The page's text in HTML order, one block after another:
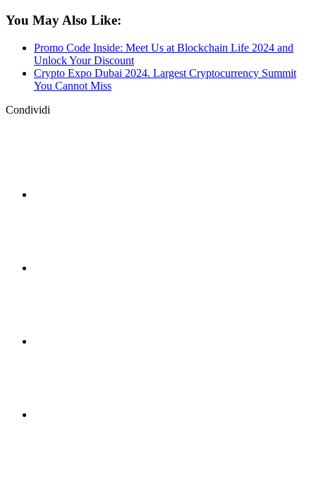
You May Also Like:
Promo Code Inside: Meet Us at Blockchain Life 2024 and
Unlock Your Discount
Crypto Expo Dubai 2024. Largest Cryptocurrency Summit
You Cannot Miss
Condividi